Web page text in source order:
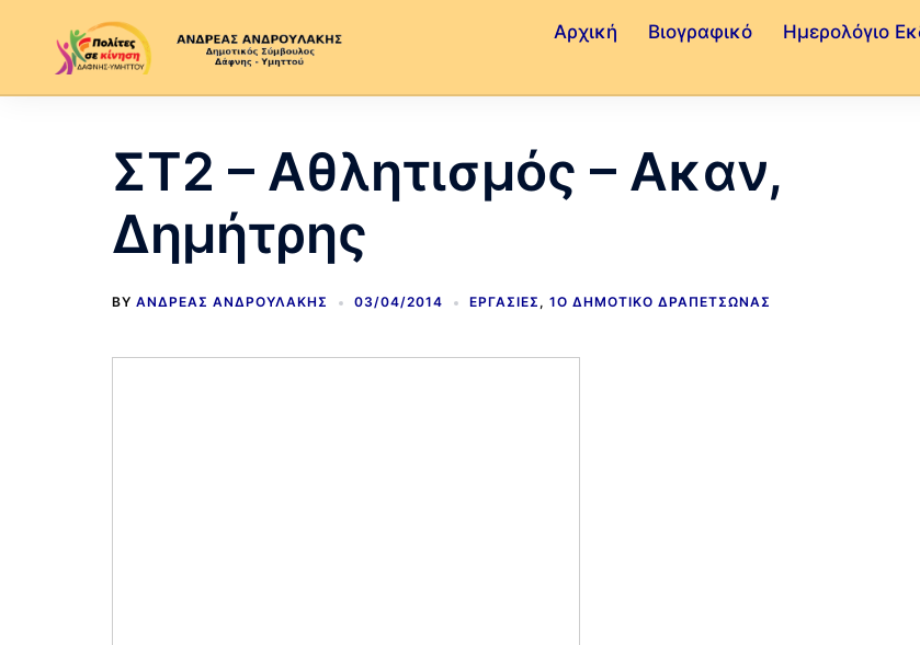
Αρχική Βιογραφικό Ημερολόγιο
ΣΤ2 – Αθλητισμός – Ακαν,
Δημήτρης
BY ΑΝΔΡΈΑΣ ΑΝΔΡΟΥΛΆΚΗΣ 03/04/2014 ΕΡΓΑΣΊΕΣ , 1Ο ΔΗΜΟΤΙΚΌ ΔΡΑΠΕΤΣΏΝΑΣ